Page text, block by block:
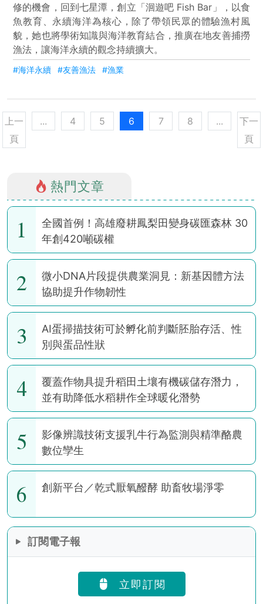
修的機會，回到七星潭，創立「洄遊吧 Fish Bar」，以食
魚教育、永續海洋為核心，除了帶領民眾的體驗漁村風
貌，她也將學術知識與海洋教育結合，推廣在地友善捕撈
漁法，讓海洋永續的觀念持續擴大。
#海洋永續 #友善漁法 #漁業
上一
頁
... 4 5 6 7 8 ...
下一
頁
熱門文章
1
全國首例！高雄廢耕鳳梨田變身碳匯森林 30
年創420噸碳權
2
微小DNA片段提供農業洞見：新基因體方法
協助提升作物韌性
3
AI蛋掃描技術可於孵化前判斷胚胎存活、性
別與蛋品性狀
4
覆蓋作物具提升稻田土壤有機碳儲存潛力，
並有助降低水稻耕作全球暖化潛勢
5
影像辨識技術支援乳牛行為監測與精準酪農
數位孿生
6 創新平台／乾式厭氧醱酵 助畜牧場淨零
訂閱電子報
立即訂閱